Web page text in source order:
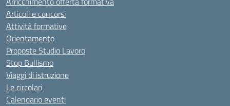
Articoli e concorsi
Attività formative
Orientamento
Proposte Studio Lavoro
Stop Bullismo
Viaggi di istruzione
Le circolari
Calendario eventi